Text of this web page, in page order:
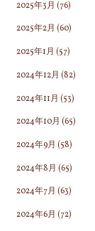
2025年3月 (76)
2025年2月 (60)
2025年1月 (57)
2024年12月 (82)
2024年11月 (53)
2024年10月 (65)
2024年9月 (58)
2024年8月 (65)
2024年7月 (63)
2024年6月 (72)